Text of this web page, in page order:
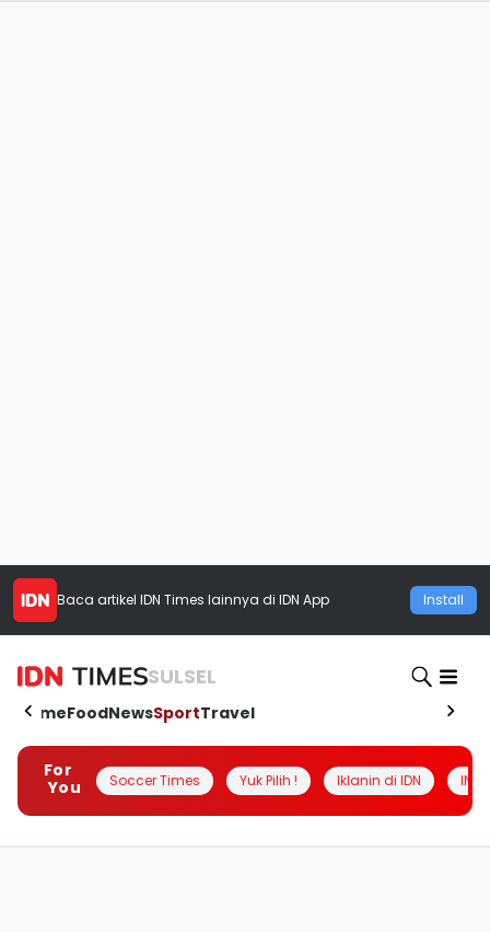
Baca artikel IDN Times lainnya di IDN App Install
SULSEL
HomeFoodNewsSportTravel
For
You
Soccer Times Yuk Pilih ! Iklanin di IDN